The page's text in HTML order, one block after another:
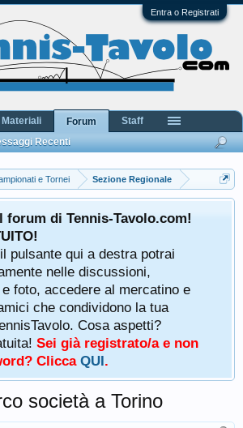
Entra o Registrati
e Tornei Sezione Regionale
forum di Tennis-Tavolo.com!
pulsante qui a destra potrai
nelle discussioni,
foto, accedere al mercatino e
che condividono la tua
Cosa aspetti?
Sei già registrato/a e non
Clicca QUI.
società a Torino
Materiali
Forum
Recenti
Staff